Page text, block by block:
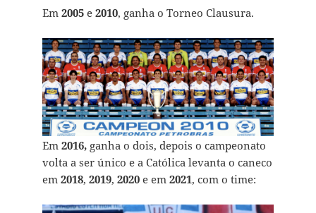
Em 2005e 2010, ganha o Torneo Clausura.
Em 2016, ganha o dois, depois o campeonato
volta a ser único e a Católica levanta o caneco
em 2018, 2019, 2020e em 2021, com o time: